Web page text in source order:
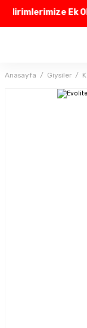
Ek
Anasayfa Giysiler